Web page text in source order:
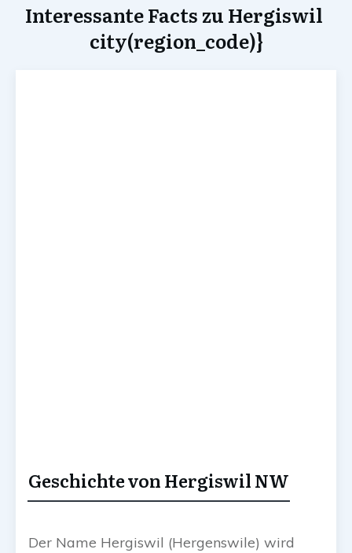
Interessante Facts zu Hergiswil
city(region_code)}
Geschichte von Hergiswil NW
Der Name Hergiswil (Hergenswile) wird